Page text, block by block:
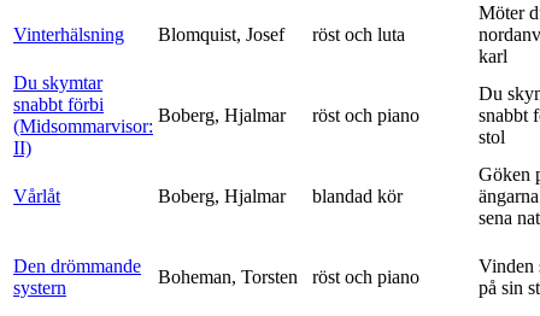
Vinterhälsning Blomquist, Josef röst och luta
Möter
karl
Du skymtar
snabbt förbi
(Midsommarvisor:
II)
Boberg, Hjalmar röst och piano
Du
snabbt
stol
Vårlåt Boberg, Hjalmar blandad kör
Göken
sena
Den drömmande
systern
Boheman, Torsten röst och piano
Vinden
på sin